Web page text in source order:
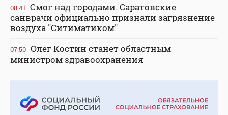
08:41 Смог над городами. Саратовские
санврачи официально признали загрязнение
воздуха "Ситиматиком"
07:50 Олег Костин станет областным
министром здравоохранения